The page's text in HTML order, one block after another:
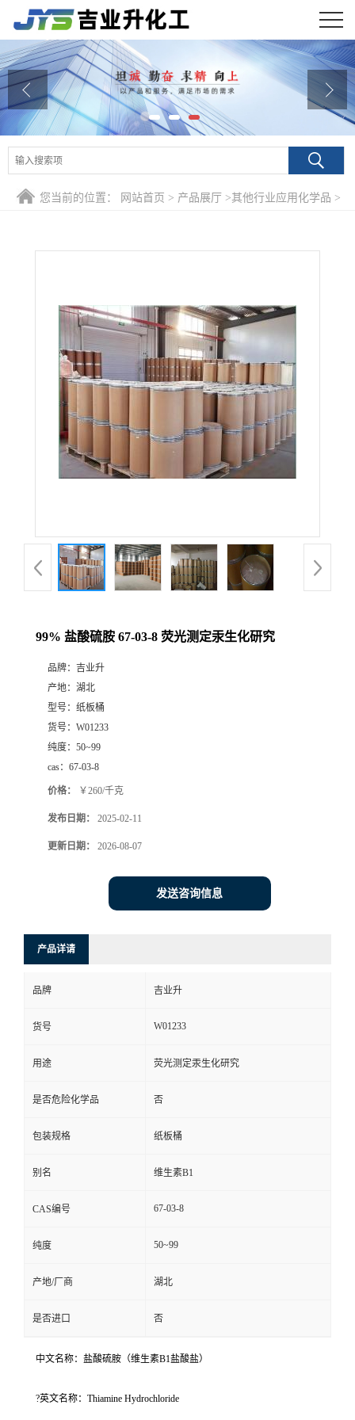
公司首页
公司介绍
公司动态
产品展厅
证书荣誉
您当前的位置： 网站首页 > 产品展厅 >其他行业应用化学品 >
99% 盐酸硫胺 67-03-8 荧光测定汞生化研究
品牌： 吉业升
产地： 湖北
型号： 纸板桶
货号： W01233
纯度： 50~99
cas： 67-03-8
价格： ￥260/千克
发布日期： 2025-02-11
更新日期： 2026-08-07
发送咨询信息
产品详请
品牌 吉业升
货号 W01233
用途 荧光测定汞生化研究
是否危险化学品 否
包装规格 纸板桶
别名 维生素B1
CAS编号 67-03-8
纯度 50~99
产地/厂商 湖北
是否进口 否
中文名称：盐酸硫胺（维生素B1盐酸盐）
?英文名称：Thiamine Hydrochloride